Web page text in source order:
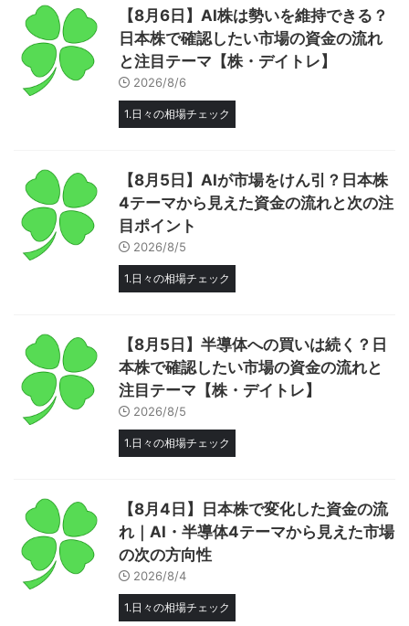
【8月6日】AI株は勢いを維持できる？
日本株で確認したい市場の資金の流れ
と注目テーマ【株・デイトレ】
2026/8/6
1.日々の相場チェック
【8月5日】AIが市場をけん引？日本株
4テーマから見えた資金の流れと次の注
目ポイント
2026/8/5
1.日々の相場チェック
【8月5日】半導体への買いは続く？日
本株で確認したい市場の資金の流れと
注目テーマ【株・デイトレ】
2026/8/5
1.日々の相場チェック
【8月4日】日本株で変化した資金の流
れ｜AI・半導体4テーマから見えた市場
の次の方向性
2026/8/4
1.日々の相場チェック